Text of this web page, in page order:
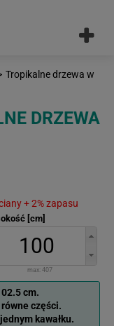
Tropikalne drzewa w
DRZEWA
+ 2% zapasu
[cm]
max: 407
cm.
części.
kawałku.